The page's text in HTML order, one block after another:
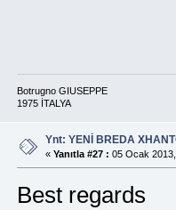
Botrugno GIUSEPPE
1975 İTALYA
Ynt: YENİ BREDA
« Yanıtla #27 : 05 Ocak
Best regards